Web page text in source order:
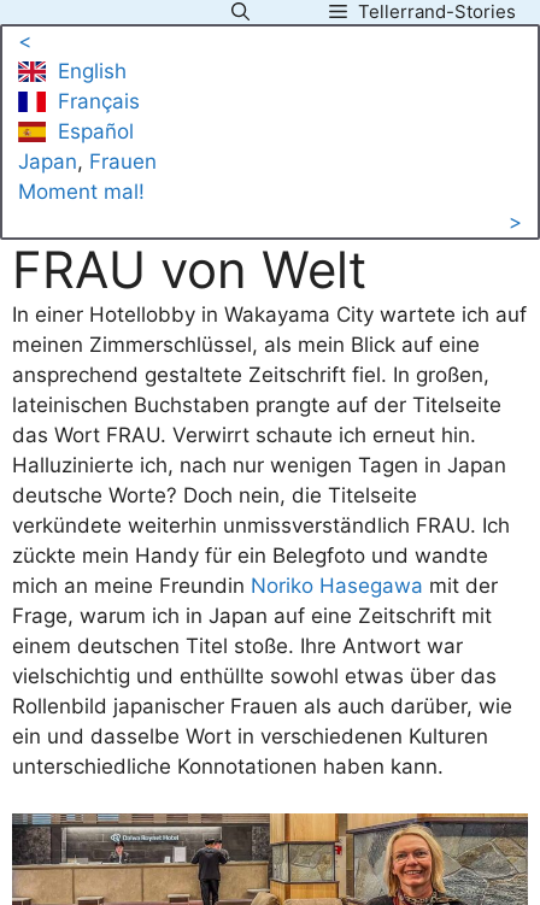
Inhalt
springen
Tellerrand-Stories
<
English
Français
Español
Japan, Frauen
Moment mal!
>
FRAU von Welt
In einer Hotellobby in Wakayama City wartete ich auf
meinen Zimmerschlüssel, als mein Blick auf eine
ansprechend gestaltete Zeitschrift fiel. In großen,
lateinischen Buchstaben prangte auf der Titelseite
das Wort FRAU. Verwirrt schaute ich erneut hin.
Halluzinierte ich, nach nur wenigen Tagen in Japan
deutsche Worte? Doch nein, die Titelseite
verkündete weiterhin unmissverständlich FRAU. Ich
zückte mein Handy für ein Belegfoto und wandte
mich an meine Freundin Noriko Hasegawa mit der
Frage, warum ich in Japan auf eine Zeitschrift mit
einem deutschen Titel stoße. Ihre Antwort war
vielschichtig und enthüllte sowohl etwas über das
Rollenbild japanischer Frauen als auch darüber, wie
ein und dasselbe Wort in verschiedenen Kulturen
unterschiedliche Konnotationen haben kann.